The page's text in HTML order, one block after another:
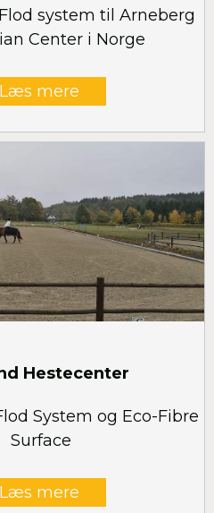
system til Arneberg
Center i Norge
Læs mere
Hestecenter
System og Eco-Fibre
Surface
Læs mere